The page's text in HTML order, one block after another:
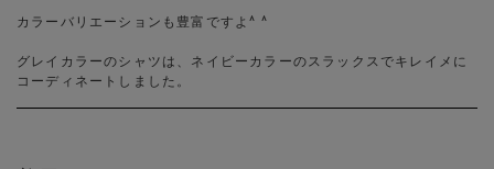
カラーバリエーションも豊富ですよ^ ^
グレイカラーのシャツは、ネイビーカラーのスラックスでキレイメに
コーディネートしました。